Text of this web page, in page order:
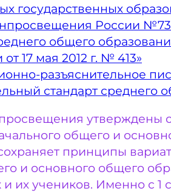
государственных
России
общего
17 мая 2012 г. № 413»
разъяснительное
стандарт среднего
утверждены
общего и
принципы
и основного общего
и их учеников. Именно с